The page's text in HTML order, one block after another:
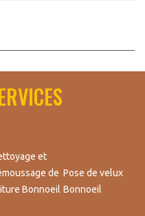
et
de
Bonnoeil
Pose de velux
Bonnoeil